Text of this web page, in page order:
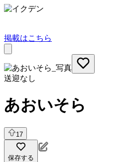
掲載はこちら
送迎なし
あおいそら
17
保存する